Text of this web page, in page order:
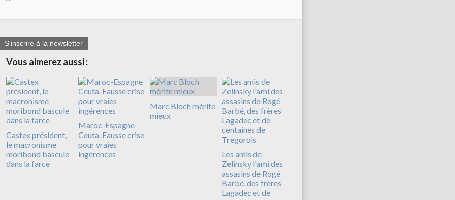
S'inscrire à la newsletter
Vous aimerez aussi :
Castex président,
le macronisme
moribond bascule
dans la farce
Maroc-Espagne
Ceuta. Fausse crise
pour vraies
ingérences
Marc Bloch mérite
mieux
Les amis de
Zelinsky l'ami des
assasins de Rogé
Barbé, des frères
Lagadec et de